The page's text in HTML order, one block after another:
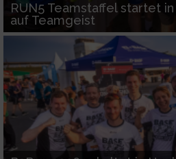
RUN5 Teamstaffel startet
auf Teamgeist